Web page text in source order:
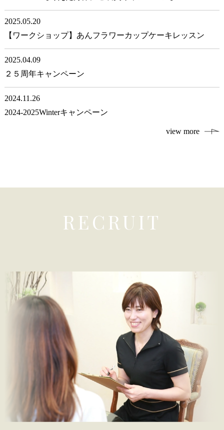
2025.05.20
【ワークショップ】あんフラワーカップケーキレッスン
2025.04.09
２５周年キャンペーン
2024.11.26
2024-2025Winterキャンペーン
view more
RECRUIT